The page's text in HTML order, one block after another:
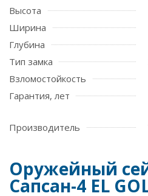
Высота
Ширина
Глубина
Тип замка
Взломостойкость
Гарантия, лет
Производитель
Оружейный
Сапсан-4 EL